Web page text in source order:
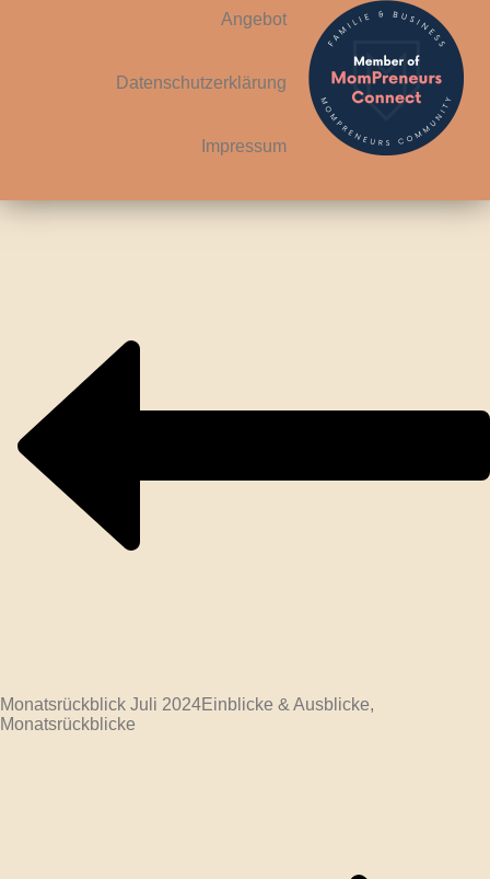
Angebot
Datenschutzerklärung
Impressum
Monatsrückblick Juli 2024Einblicke & Ausblicke,
Monatsrückblicke